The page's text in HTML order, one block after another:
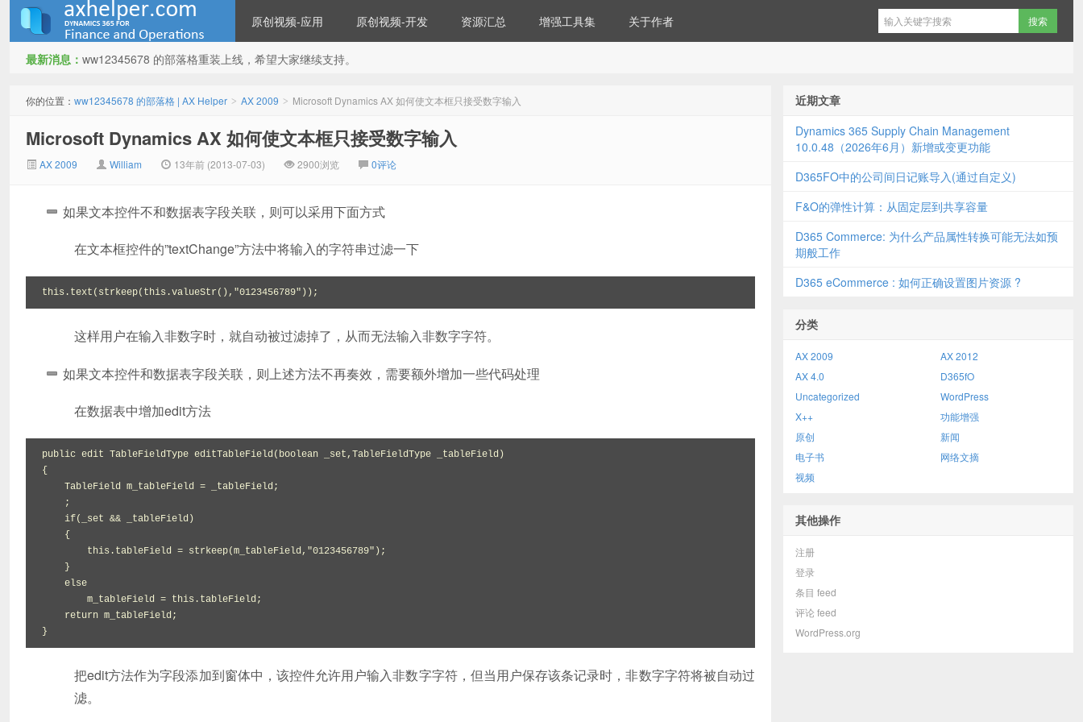
原创视频-应用 原创视频-开发 资源汇总 增强工具集 关于作者
最新消息： ww12345678 的部落格重装上线，希望大家继续支持。
你的位置： ww12345678 的部落格 | AX Helper > AX 2009 > Microsoft Dynamics AX 如何使文本框只接受数字输入
Microsoft Dynamics AX 如何使文本框只接受数字输入
AX 2009 William 13年前 (2013-07-03) 2900浏览 0评论
如果文本控件不和数据表字段关联，则可以采用下面方式
在文本框控件的”textChange”方法中将输入的字符串过滤一下
this.text(strkeep(this.valueStr(),"0123456789"));
这样用户在输入非数字时，就自动被过滤掉了，从而无法输入非数字字符。
如果文本控件和数据表字段关联，则上述方法不再奏效，需要额外增加一些代码处理
在数据表中增加edit方法
public edit TableFieldType editTableField(boolean _set,TableFieldType _tableField)
{
}
把edit方法作为字段添加到窗体中，该控件允许用户输入非数字字符，但当用户保存该条记录时，非数字字符将被自动过
滤。
近期文章
Dynamics 365 Supply Chain Management
10.0.48（2026年6月）新增或变更功能
D365FO中的公司间日记账导入(通过自定义)
F&O的弹性计算：从固定层到共享容量
D365 Commerce: 为什么产品属性转换可能无法如预
期般工作
D365 eCommerce : 如何正确设置图片资源 ?
分类
AX 2009
AX 2012
AX 4.0
D365fO
Uncategorized
WordPress
X++
功能增强
原创
新闻
电子书
网络文摘
视频
其他操作
注册
登录
条目 feed
评论 feed
WordPress.org